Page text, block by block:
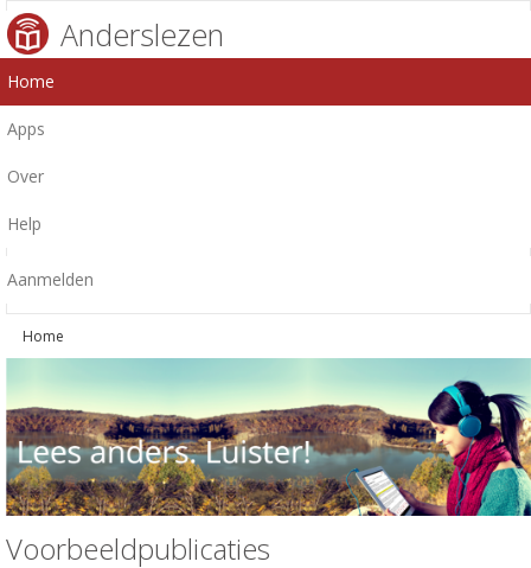
Anderslezen
Home
Apps
Over
Help
Aanmelden
Home
Voorbeeldpublicaties